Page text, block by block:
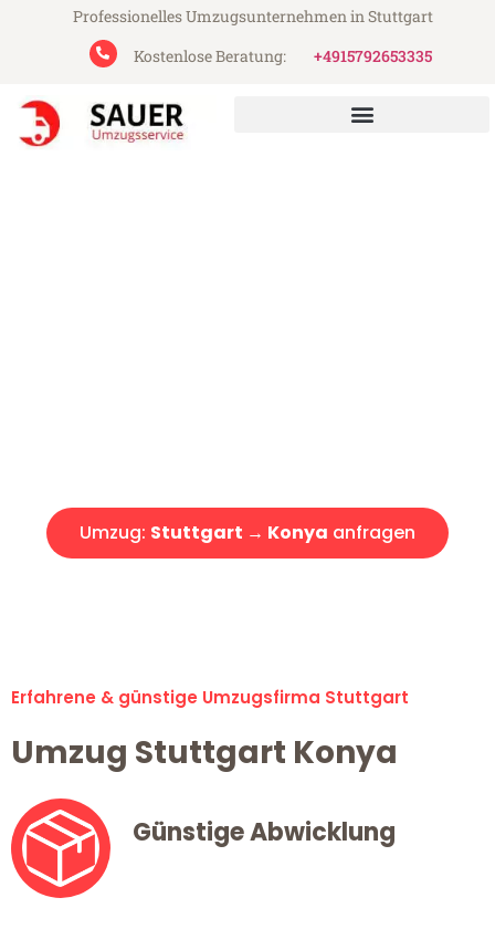
Professionelles Umzugsunternehmen in Stuttgart
Kostenlose Beratung:
+4915792653335
Umzug: Stuttgart → Konya anfragen
Erfahrene & günstige Umzugsfirma Stuttgart
Umzug Stuttgart Konya
Günstige Abwicklung